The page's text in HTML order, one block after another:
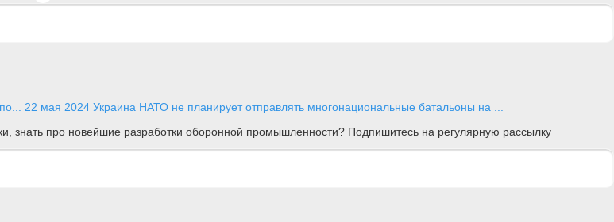
22 мая 2024 Украина НАТО не планирует отправлять многонациональные батальоны на ...
знать про новейшие разработки оборонной промышленности? Подпишитесь на регулярную рассылку